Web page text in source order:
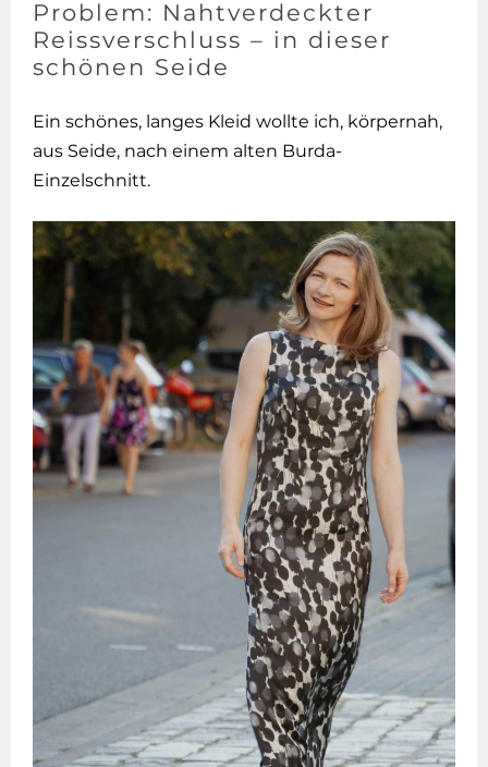
Problem: Nahtverdeckter
Reissverschluss – in dieser
schönen Seide
Ein schönes, langes Kleid wollte ich, körpernah,
aus Seide, nach einem alten Burda-
Einzelschnitt.